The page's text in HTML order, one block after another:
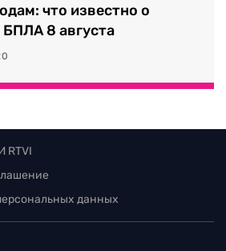
что известно о
БПЛА 8 августа
RTVI
данных